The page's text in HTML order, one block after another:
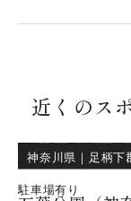
近くのス
神奈川県 ｜ 足柄下
駐車場有り